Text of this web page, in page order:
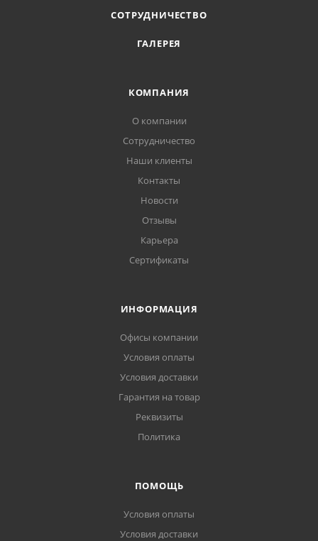
СОТРУДНИЧЕСТВО
ГАЛЕРЕЯ
КОМПАНИЯ
О компании
Сотрудничество
Наши клиенты
Контакты
Новости
Отзывы
Карьера
Сертификаты
ИНФОРМАЦИЯ
Офисы компании
Условия оплаты
Условия доставки
Гарантия на товар
Реквизиты
Политика
ПОМОЩЬ
Условия оплаты
Условия доставки